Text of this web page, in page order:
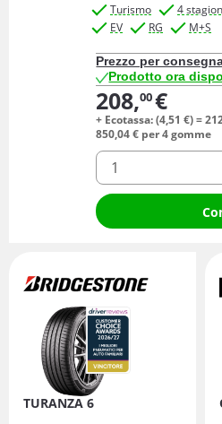
Turismo 4
EV
RG M+S
Prezzo per
Prodotto ora
208,00€
+ Ecotassa: (4,51€) =
850,04€ per 4 gomme
quantità
TURANZA 6